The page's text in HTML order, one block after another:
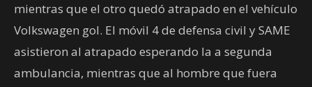
mientras que el otro quedó atrapado en el vehículo
Volkswagen gol. El móvil 4 de defensa civil y SAME
asistieron al atrapado esperando la a segunda
ambulancia, mientras que al hombre que fuera